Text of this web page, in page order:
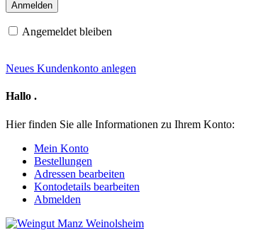
Angemeldet bleiben
Neues Kundenkonto anlegen
Hallo .
Hier finden Sie alle Informationen zu Ihrem Konto:
Mein Konto
Bestellungen
Adressen bearbeiten
Kontodetails bearbeiten
Abmelden